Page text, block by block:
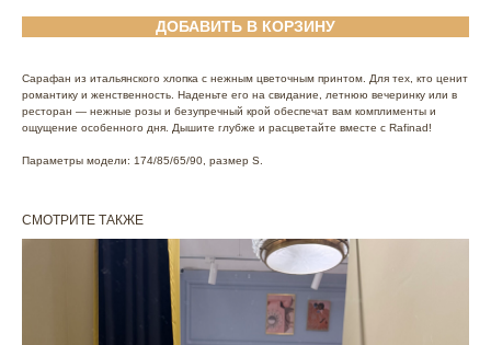
ДОБАВИТЬ В КОРЗИНУ
Сарафан из итальянского хлопка с нежным цветочным принтом. Для тех, кто ценит
романтику и женственность. Наденьте его на свидание, летнюю вечеринку или в
ресторан — нежные розы и безупречный крой обеспечат вам комплименты и
ощущение особенного дня. Дышите глубже и расцветайте вместе с Rafinad!
Параметры модели: 174/85/65/90, размер S.
СМОТРИТЕ ТАКЖЕ